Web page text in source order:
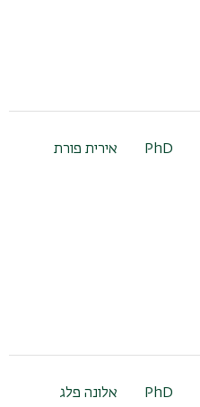
PhD אירית פורת
PhD אלונה פלג